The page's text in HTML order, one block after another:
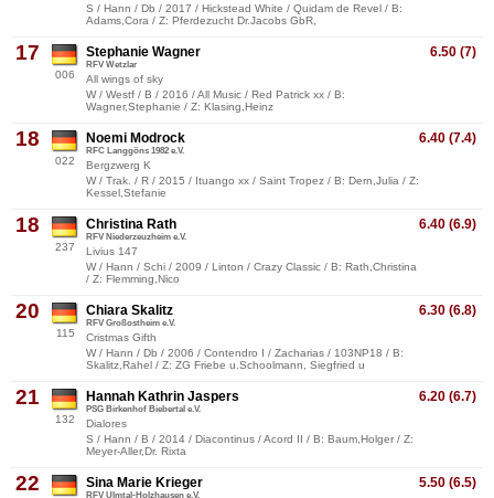
S / Hann / Db / 2017 / Hickstead White / Quidam de Revel / B:
Adams,Cora / Z: Pferdezucht Dr.Jacobs GbR,
17
006
6.50 (7)
Stephanie Wagner
RFV Wetzlar
All wings of sky
W / Westf / B / 2016 / All Music / Red Patrick xx / B:
Wagner,Stephanie / Z: Klasing,Heinz
18
022
6.40 (7.4)
Noemi Modrock
RFC Langgöns 1982 e.V.
Bergzwerg K
W / Trak. / R / 2015 / Ituango xx / Saint Tropez / B: Dern,Julia / Z:
Kessel,Stefanie
18
237
6.40 (6.9)
Christina Rath
RFV Niederzeuzheim e.V.
Livius 147
W / Hann / Schi / 2009 / Linton / Crazy Classic / B: Rath,Christina
/ Z: Flemming,Nico
20
115
6.30 (6.8)
Chiara Skalitz
RFV Großostheim e.V.
Cristmas Gifth
W / Hann / Db / 2006 / Contendro I / Zacharias / 103NP18 / B:
Skalitz,Rahel / Z: ZG Friebe u.Schoolmann, Siegfried u
21
132
6.20 (6.7)
Hannah Kathrin Jaspers
PSG Birkenhof Biebertal e.V.
Dialores
S / Hann / B / 2014 / Diacontinus / Acord II / B: Baum,Holger / Z:
Meyer-Aller,Dr. Rixta
22 5.50 (6.5)
Sina Marie Krieger
RFV Ulmtal-Holzhausen e.V.